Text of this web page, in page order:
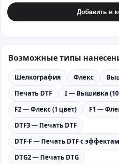
Добавить в
Возможные типы
Шелкография Флекс
Печать DTF
I — Вышивка (10
F2 — Флекс (1 цвет)
F1 —
DTF3 — Печать DTF
DTF-F — Печать DTF с
DTG2 — Печать DTG